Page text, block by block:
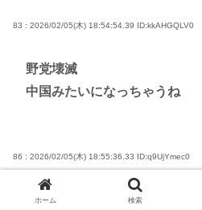
83 : 2026/02/05(木) 18:54:54.39 ID:kkAHGQLV0
野党壊滅
中国みたいになっちゃうね
86 : 2026/02/05(木) 18:55:36.33 ID:q9UjYmec0
北朝鮮やん……
ホーム 検索